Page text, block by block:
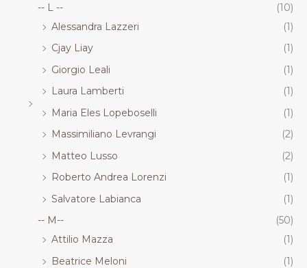
-- L --
(10)
Alessandra Lazzeri
(1)
Cjay Liay
(1)
Giorgio Leali
(1)
Laura Lamberti
(1)
Maria Eles Lopeboselli
(1)
Massimiliano Levrangi
(2)
Matteo Lusso
(2)
Roberto Andrea Lorenzi
(1)
Salvatore Labianca
(1)
-- M--
(50)
Attilio Mazza
(1)
Beatrice Meloni
(1)